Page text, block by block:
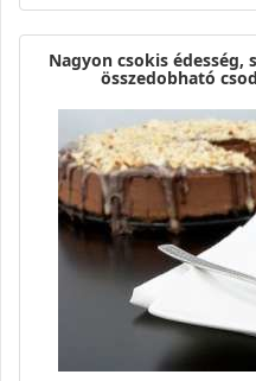
Nagyon csokis
összedobható